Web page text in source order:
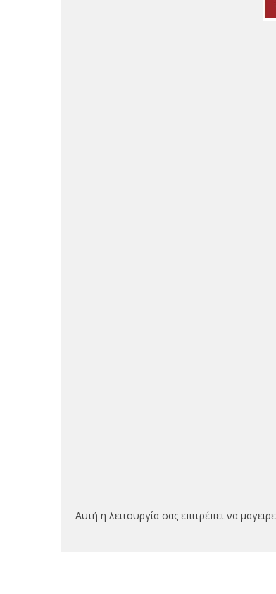
Αυτή η λειτουργία σας επιτρέπει να